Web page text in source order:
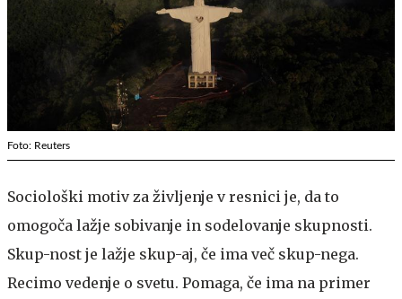
Foto: Reuters
Sociološki motiv za življenje v resnici je, da to
omogoča lažje sobivanje in sodelovanje skupnosti.
Skup-nost je lažje skup-aj, če ima več skup-nega.
Recimo vedenje o svetu. Pomaga, če ima na primer